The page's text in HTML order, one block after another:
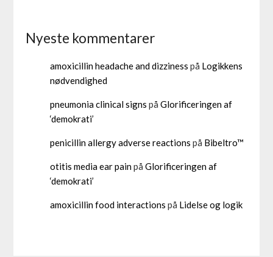
Nyeste kommentarer
amoxicillin headache and dizziness på Logikkens
nødvendighed
pneumonia clinical signs påGlorificeringen af
‘demokrati’
penicillin allergy adverse reactions på Bibeltro™
otitis media ear painpåGlorificeringen af
‘demokrati’
amoxicillin food interactions på Lidelse og logik